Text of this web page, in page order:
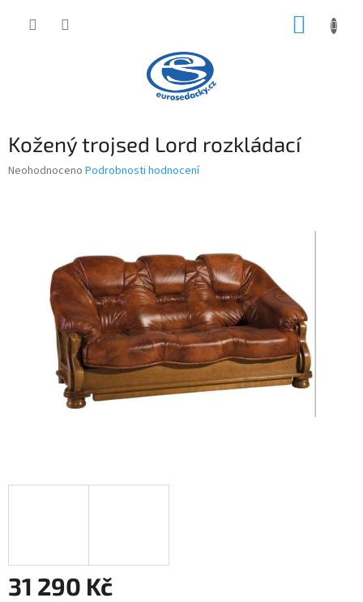
Kožený trojsed Lord rozkládací
Průměrné
hvězdiček.
Neohodnoceno Podrobnosti hodnocení
31 290 Kč